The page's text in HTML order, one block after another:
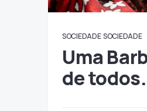
SOCIEDADE SOCIEDADE
Uma
de todos.